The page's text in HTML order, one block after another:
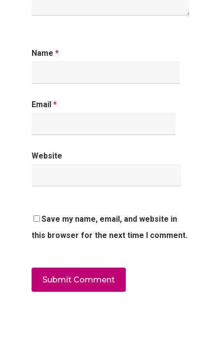
Name *
Email *
Website
Save my name, email, and website in
this browser for the next time I comment.